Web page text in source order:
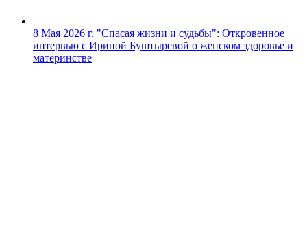
8 Мая 2026 г. "Спасая жизни и судьбы": Откровенное
интервью с Ириной Буштыревой о женском здоровье и
материнстве